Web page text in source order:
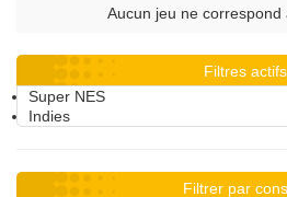
Aucun jeu ne correspond
Filtres actifs
Super NES
Indies
Filtrer par